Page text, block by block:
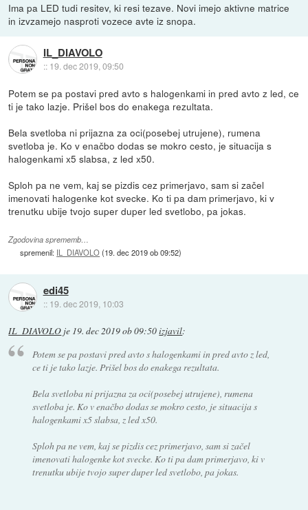
Ima pa LED tudi resitev, ki resi tezave. Novi imejo aktivne matrice
in izvzamejo nasproti vozece avte iz snopa.
IL_DIAVOLO
:: 19. dec 2019, 09:50
Potem se pa postavi pred avto s halogenkami in pred avto z led, ce
ti je tako lazje. Prišel bos do enakega rezultata.
Bela svetloba ni prijazna za oci(posebej utrujene), rumena
svetloba je. Ko v enačbo dodas se mokro cesto, je situacija s
halogenkami x5 slabsa, z led x50.
Sploh pa ne vem, kaj se pizdis cez primerjavo, sam si začel
imenovati halogenke kot svecke. Ko ti pa dam primerjavo, ki v
trenutku ubije tvojo super duper led svetlobo, pa jokas.
Zgodovina sprememb…
spremenil: IL_DIAVOLO(19. dec 2019 ob 09:52)
edi45
:: 19. dec 2019, 10:03
IL_DIAVOLO je 19. dec 2019 ob 09:50izjavil:
Potem se pa postavi pred avto s halogenkami in pred avto z led,
ce ti je tako lazje. Prišel bos do enakega rezultata.
Bela svetloba ni prijazna za oci(posebej utrujene), rumena
svetloba je. Ko v enačbo dodas se mokro cesto, je situacija s
halogenkami x5 slabsa, z led x50.
Sploh pa ne vem, kaj se pizdis cez primerjavo, sam si začel
imenovati halogenke kot svecke. Ko ti pa dam primerjavo, ki v
trenutku ubije tvojo super duper led svetlobo, pa jokas.